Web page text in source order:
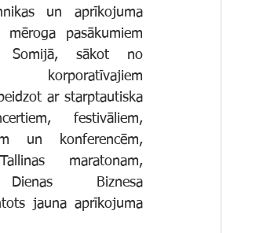
un aprīkojuma
mēroga pasākumiem
Somijā, sākot no
ar starptautiska
festivāliem,
un konferencēm,
maratonam,
Biznesa
jauna aprīkojuma